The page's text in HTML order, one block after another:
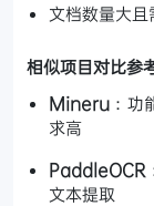
文档数量大
相似项目对比参
Mineru ：
求高
PaddleOCR
文本提取